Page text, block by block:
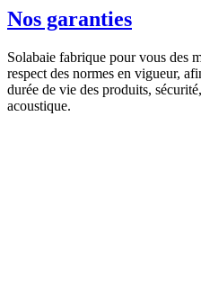
Nos garanties
Solabaie fabrique pour vous des
respect des normes en vigueur,
durée de vie des produits,
acoustique.